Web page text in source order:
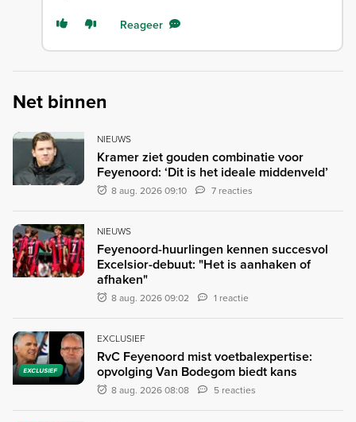
Reageer
Net binnen
NIEUWS
Kramer ziet gouden combinatie voor
Feyenoord: ‘Dit is het ideale middenveld’
8 aug. 2026 09:10 7 reacties
NIEUWS
Feyenoord-huurlingen kennen succesvol
Excelsior-debuut: "Het is aanhaken of
afhaken"
8 aug. 2026 09:02 1 reactie
EXCLUSIEF
EXCLUSIEF
RvC Feyenoord mist voetbalexpertise:
opvolging Van Bodegom biedt kans
8 aug. 2026 08:08 5 reacties